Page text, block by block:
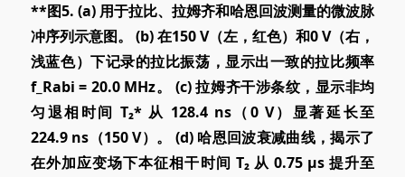
**图5. (a) 用于拉比、拉姆齐和哈恩回波测量的微波脉
冲序列示意图。 (b) 在150 V（左，红色）和0 V（右，
浅蓝色）下记录的拉比振荡，显示出一致的拉比频率
f_Rabi = 20.0 MHz。 (c) 拉姆齐干涉条纹，显示非均
匀退相时间 T₂* 从 128.4 ns（0 V）显著延长至
224.9 ns（150 V）。 (d) 哈恩回波衰减曲线，揭示了
在外加应变场下本征相干时间 T₂ 从 0.75 μs 提升至